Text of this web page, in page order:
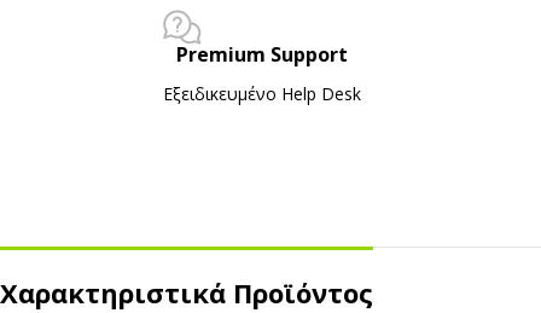
Premium Support
Εξειδικευμένο Ηelp Desk
Χαρακτηριστικά Προϊόντος